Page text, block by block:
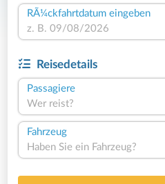
RÃ¼ckfahrtdatum eingeben
Reisedetails
Passagiere
Wer reist?
Fahrzeug
Haben Sie ein Fahrzeug?